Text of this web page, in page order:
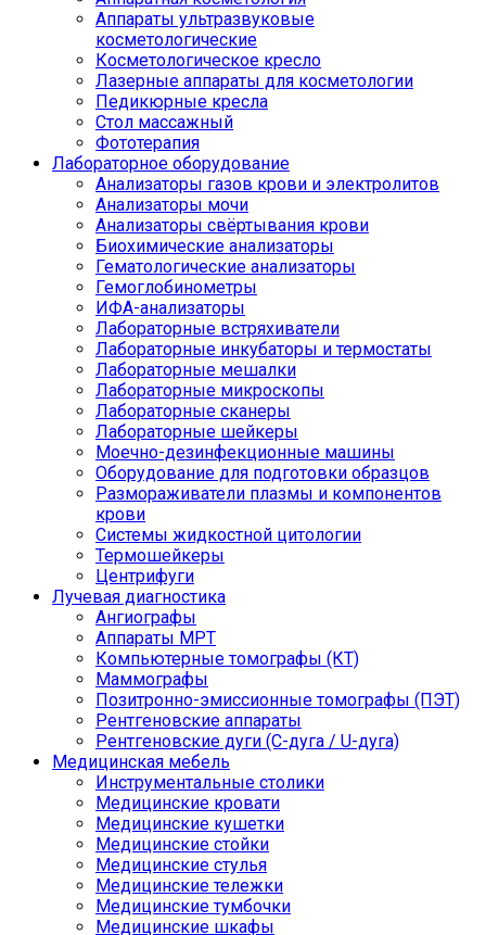
Аппараты ультразвуковые
косметологические
Косметологическое кресло
Лазерные аппараты для косметологии
Педикюрные кресла
Стол массажный
Фототерапия
Лабораторное оборудование
Анализаторы газов крови и электролитов
Анализаторы мочи
Анализаторы свёртывания крови
Биохимические анализаторы
Гематологические анализаторы
Гемоглобинометры
ИФА-анализаторы
Лабораторные встряхиватели
Лабораторные инкубаторы и термостаты
Лабораторные мешалки
Лабораторные микроскопы
Лабораторные сканеры
Лабораторные шейкеры
Моечно-дезинфекционные машины
Оборудование для подготовки образцов
Размораживатели плазмы и компонентов
крови
Системы жидкостной цитологии
Термошейкеры
Центрифуги
Лучевая диагностика
Ангиографы
Аппараты МРТ
Компьютерные томографы (КТ)
Маммографы
Позитронно-эмиссионные томографы (ПЭТ)
Рентгеновские аппараты
Рентгеновские дуги (С-дуга / U-дуга)
Медицинская мебель
Инструментальные столики
Медицинские кровати
Медицинские кушетки
Медицинские стойки
Медицинские стулья
Медицинские тележки
Медицинские тумбочки
Медицинские шкафы